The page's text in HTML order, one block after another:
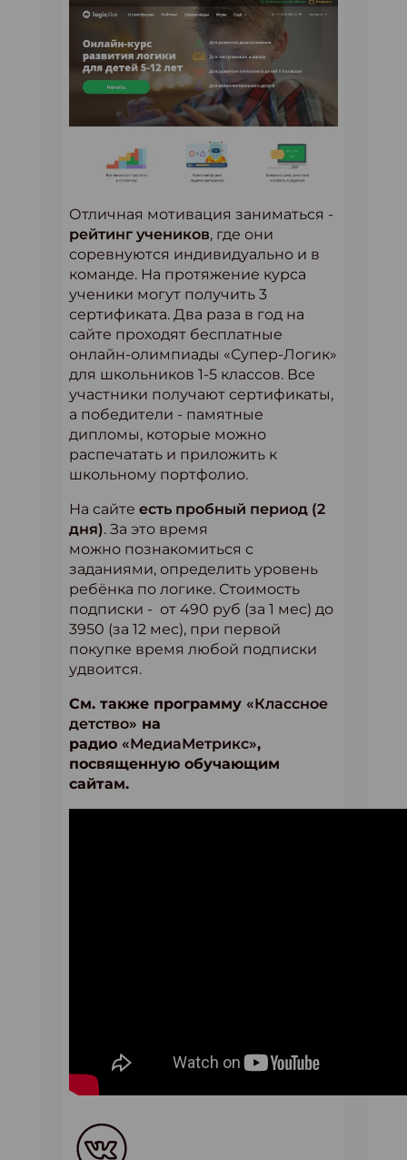
Отличная мотивация заниматься -
рейтинг учеников, где они
соревнуются индивидуально и в
команде. На протяжение курса
ученики могут получить 3
сертификата. Два раза в год на
сайте проходят бесплатные
онлайн-олимпиады «Супер-Логик»
для школьников 1-5 классов. Все
участники получают сертификаты,
а победители - памятные
дипломы, которые можно
распечатать и приложить к
школьному портфолио.
На сайте есть пробный период (2
дня). За это время
можно познакомиться с
заданиями, определить уровень
ребёнка по логике. Стоимость
подписки - от 490 руб (за 1 мес) до
3950 (за 12 мес), при первой
покупке время любой подписки
удвоится.
См. также программу «Классное
детство» на
радио «МедиаМетрикс»,
посвященную обучающим
сайтам.